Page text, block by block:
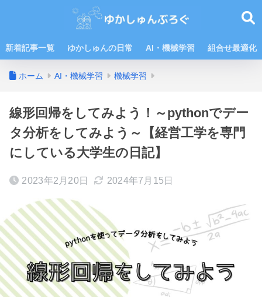
新着記事一覧 ゆかしゅんの日常 AI・機械学習 組合せ最適化
ホーム AI・機械学習 機械学習
線形回帰をしてみよう！～pythonでデー
タ分析をしてみよう～【経営工学を専門
にしている大学生の日記】
2023年2月20日 2024年7月15日